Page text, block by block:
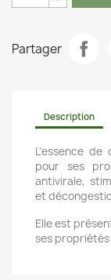
Partager
Description
L'essence
pour ses
antivirale,
et
Elle est
ses